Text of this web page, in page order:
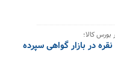
بورس کالا؛